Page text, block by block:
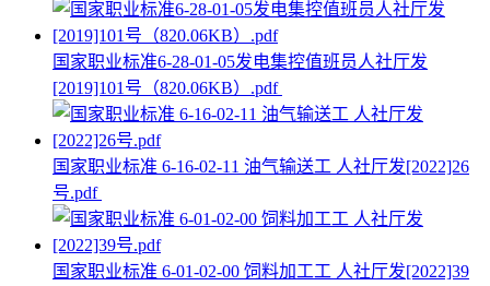
国家职业标准6-28-01-05发电集控值班员人社厅发
[2019]101号（820.06KB）.pdf
国家职业标准 6-16-02-11 油气输送工 人社厅发[2022]26
号.pdf
国家职业标准 6-01-02-00 饲料加工工 人社厅发[2022]39